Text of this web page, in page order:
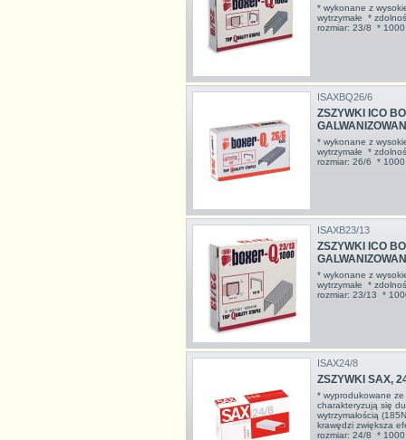
* wykonane z
wytrzymałe *
rozmiar: 23/8 *
ISAXBQ26/6
ZSZYWKI ICO
* wykonane z
wytrzymałe *
rozmiar: 26/6 *
ISAXB23/13
ZSZYWKI ICO
* wykonane z
wytrzymałe *
rozmiar: 23/13 *
ISAX24/8
ZSZYWKI SAX,
* wyprodukowane
charakteryzują się
wytrzymałością
krawędzi zwiększa
rozmiar: 24/8 *